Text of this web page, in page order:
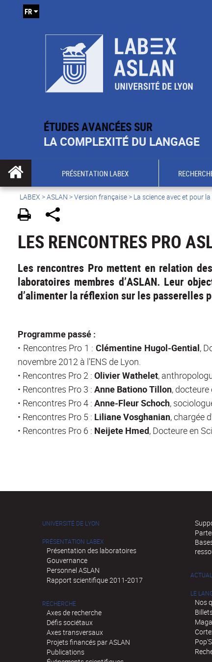
ÉTUDES AVANCÉES SUR
LA COMPLEXITÉ DU LANGAGE
FR
PRÉSENTATION LABEX
LABEX >ASLAN >Version française> La science avec et pour
LES RENCONTRES PRO
Les rencontres Pro mettent en relation
laboratoires membres d’ASLAN. Leur
d’alimenter la réflexion sur les passerelles
Programme passé :
• Rencontres Pro 1 : Clémentine Hugol-Gential,
novembre 2012 à l’ENS de Lyon.
• Rencontres Pro 2 : Olivier Wathelet,
• Rencontres Pro 3 : Anne Bationo Tillon,
• Rencontres Pro 4 : Anne-Fleur Schoch,
• Rencontres Pro 5 : Liliane Vosghanian, chargée
• Rencontres Pro 6 : Neijete Hmed, Docteure en
UNIVERSITÉ DE LYON
PRÉSENTATION LABEX
Présentation des laboratoires
Gouvernance
Personnel ASLAN
Rapport scientifique 2011-2017
RECHERCHE
Axes de recherche
Défis sociétaux
Axes transversaux
Projets financés par ASLAN
Publications
LE
Nos